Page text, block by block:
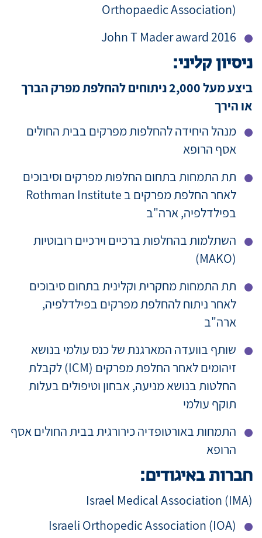
Orthopaedic Association)
2016 John T Mader award
ניסיון קליני:
ביצע מעל 2,000 ניתוחים להחלפת מפרק הברך
או הירך
מנהל היחידה להחלפות מפרקים בבית החולים
אסף הרופא
תת התמחות בתחום החלפות מפרקים וסיבוכים
לאחר החלפת מפרקים ב Rothman Institute
בפילדלפיה, ארה"ב
השתלמות בהחלפות ברכיים וירכיים רובוטיות
(MAKO)
תת התמחות מחקרית וקלינית בתחום סיבוכים
לאחר ניתוח להחלפת מפרקים בפילדלפיה,
ארה"ב
שותף בוועדה המארגנת של כנס עולמי בנושא
זיהומים לאחר החלפת מפרקים (ICM) לקבלת
החלטות בנושא מניעה, אבחון וטיפולים בעלות
תוקף עולמי
התמחות באורטופדיה כירורגית בבית החולים אסף
הרופא
חברות באיגודים:
Israel Medical Association (IMA)
Israeli Orthopedic Association (IOA)